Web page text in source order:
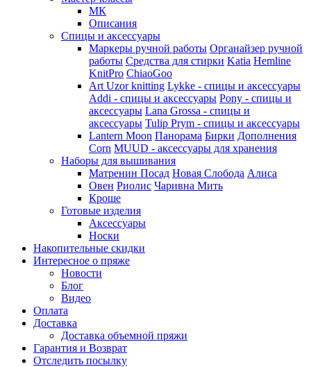
МК
Описания
Спицы и аксессуары
Маркеры ручной работы Органайзер ручной
работы Средства для стирки Katia Hemline
KnitPro ChiaoGoo
Art Uzor knitting Lykke - спицы и аксессуары
Addi - спицы и аксессуары Pony - спицы и
аксессуары Lana Grossa - спицы и
аксессуары Tulip Prym - спицы и аксессуары
Lantern Moon Панорама Бирки Дополнения
Corn MUUD - аксессуары для хранения
Наборы для вышивания
Матренин Посад Новая Слобода Алиса
Овен Риолис Чаривна Мить
Кроше
Готовые изделия
Аксессуары
Носки
Накопительные скидки
Интересное о пряже
Новости
Блог
Видео
Оплата
Доставка
Доставка объемной пряжи
Гарантия и Возврат
Отследить посылку